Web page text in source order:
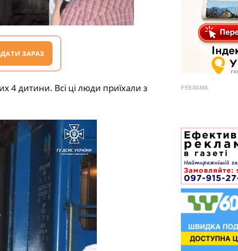
ЗАРАЗ
4 дитини. Всі ці люди приїхали з
РЕКЛАМА